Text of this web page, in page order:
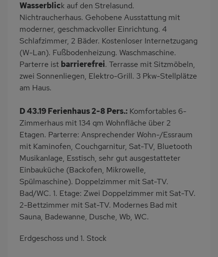
Kaffeemaschine
Bettwäsche mietbar
Handtücher mietbar
Wasserblick auf den Strelasund.
Nichtraucherhaus. Gehobene Ausstattung mit
moderner, geschmackvoller Einrichtung. 4
Schlafzimmer, 2 Bäder. Kostenloser Internetzugang
(W-Lan). Fußbodenheizung. Waschmaschine.
Parterre ist barrierefrei. Terrasse mit Sitzmöbeln,
zwei Sonnenliegen, Elektro-Grill. 3 Pkw-Stellplätze
am Haus.
D 43.19 Ferienhaus 2-8 Pers.: Komfortables 6-
Zimmerhaus mit 134 qm Wohnfläche über 2
Etagen. Parterre: Ansprechender Wohn-/Essraum
mit Kaminofen, Couchgarnitur, Sat-TV, Bluetooth
Musikanlage, Esstisch, sehr gut ausgestatteter
Einbauküche (Backofen, Mikrowelle,
Spülmaschine). Doppelzimmer mit Sat-TV.
Bad/WC. 1. Etage: Zwei Doppelzimmer mit Sat-TV.
2-Bettzimmer mit Sat-TV. Modernes Bad mit
Sauna, Badewanne, Dusche, Wb, WC.
Erdgeschoss und 1. Stock